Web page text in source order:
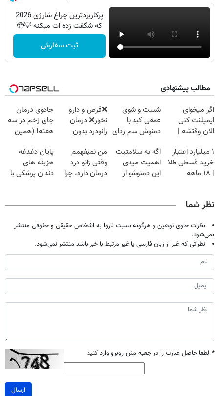
پرکاربردترین چراغ شارژی 2026
که شگفت زده ات میکنه 💡😍
ثبت سفارش
مطالب پیشنهادی
اگر میخوای
ایمپلنت کنی
الان وقتشه |
میلیون تومان!!!
شست و شوی
عمقی کبد با
دمنوش سم زدای
❌قرص‌ و دارو
نخور❌ درمان
زانودرد بدون
جادوی درمان
جای زخم در سه
هفته! (همین
صحبت کنید)
۱ میلیارد اعتبار
خرید قسطی طلا
| ۱۸ ماهه
اگه به سلامتیت
اهمیت میدی
این دمنوشو از
من نمیفهمم
وقتی زانو درد
درمان داره، چرا
پایان دغدغه
هزینه های
دندان پزشکی با
نظر شما
نظرات حاوی توهین و هرگونه نسبت ناروا به اشخاص حقیقی و حقوقی منتشر
نمی‌شود.
نظراتی که غیر از زبان فارسی یا غیر مرتبط با خبر باشد منتشر نمی‌شود.
* لطفا حاصل عبارت را در جعبه متن روبرو وارد کنید
ارسال